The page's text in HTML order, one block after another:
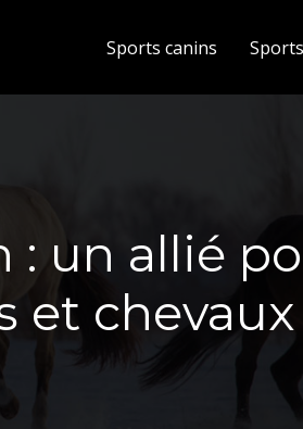
Sports canins
: un allié
et chevaux